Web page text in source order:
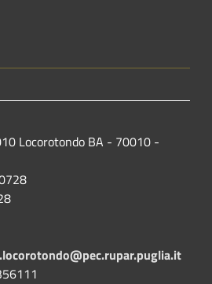
Locorotondo BA - 70010 -